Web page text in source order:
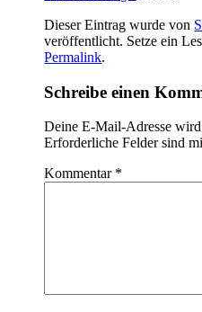
Dieser Eintrag wurde von
veröffentlicht. Setze ein
Permalink.
Schreibe einen
Deine E-Mail-Adresse
Erforderliche Felder sind
Kommentar *